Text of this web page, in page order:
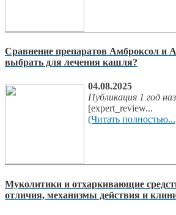
Сравнение препаратов Амброксол и
выбрать для лечения кашля?
04.08.2025
Публикация 1 год
[expert_review...
(Читать
Муколитики и отхаркивающие
отличия, механизмы действия и